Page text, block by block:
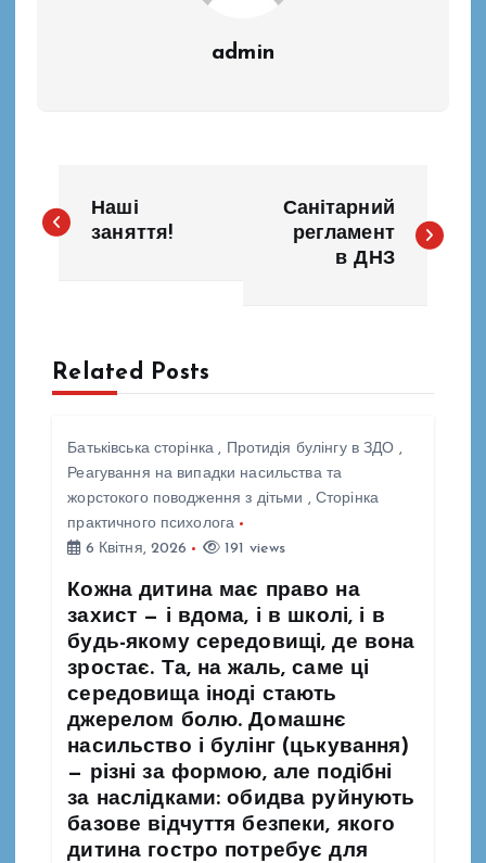
admin
а
г
Наші
заняття!
Санітарний
регламент
в ДНЗ
Related Posts
Батьківська сторінка , Протидія булінгу в ЗДО ,
Реагування на випадки насильства та
жорстокого поводження з дітьми , Сторінка
практичного психолога
6 Квітня, 2026
191 views
Кожна дитина має право на
захист — і вдома, і в школі, і в
будь-якому середовищі, де вона
зростає. Та, на жаль, саме ці
середовища іноді стають
джерелом болю. Домашнє
насильство і булінг (цькування)
— різні за формою, але подібні
за наслідками: обидва руйнують
базове відчуття безпеки, якого
дитина гостро потребує для